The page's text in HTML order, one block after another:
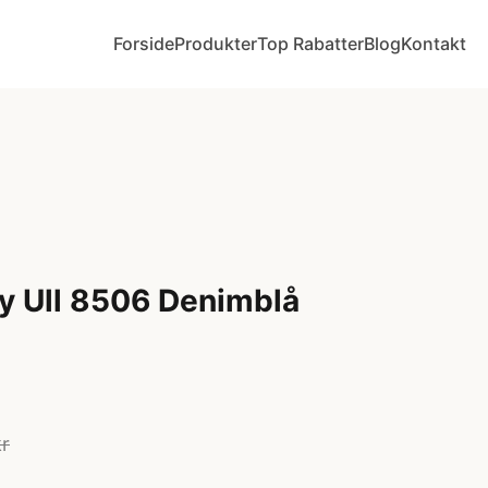
ForsideProdukterTop RabatterBlogKontakt
Ull 8506 Denimblå